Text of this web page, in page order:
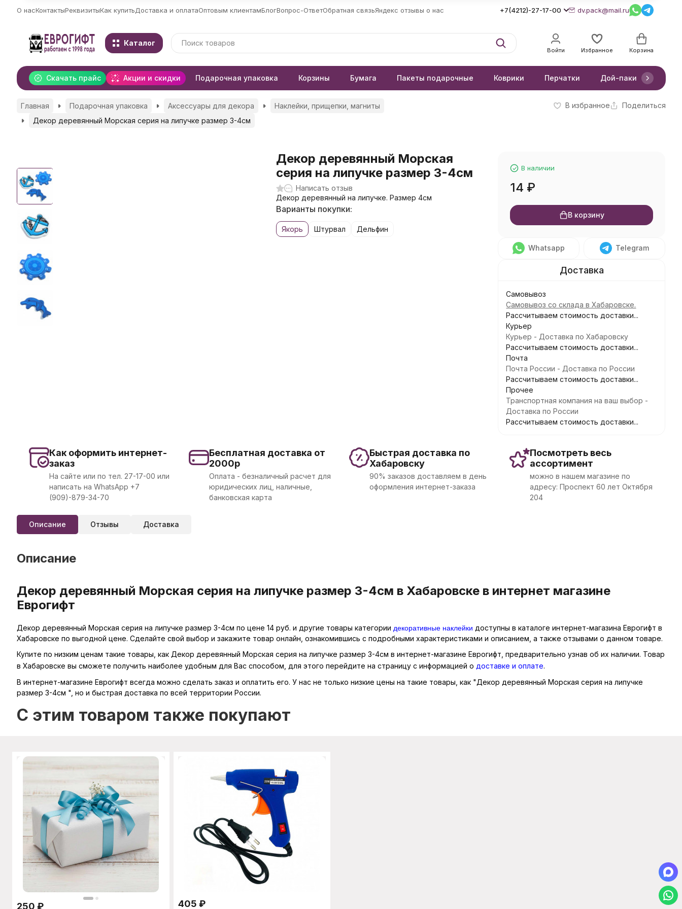
О насКонтактыРеквизитыКак купитьДоставка и оплатаОптовым клиентамБлогВопрос-ОтветОбратная связьЯндекс отзывы о нас +7(4212)-27-17-00 dv.pack@mail.ru
Каталог
Войти Избранное Корзина
Скачать прайс Акции и скидки Подарочная упаковка Корзины Бумага Пакеты подарочные Коврики Перчатки Дой-паки
Главная Подарочная упаковка Аксессуары для декора
Наклейки, прищепки, магниты
Декор деревянный Морская серия на липучке размер 3-4см
В избранное Поделиться
Декор деревянный Морская
серия на липучке размер 3-4см
Написать отзыв
Декор деревянный на липучке. Размер 4см
Варианты покупки:
Якорь Штурвал Дельфин
В наличии
14 ₽
В корзину
Whatsapp Telegram
Самовывоз
Самовывоз со склада в Хабаровске.
Рассчитываем стоимость доставки...
Курьер
Курьер - Доставка по Хабаровску
Рассчитываем стоимость доставки...
Почта
Почта России - Доставка по России
Рассчитываем стоимость доставки...
Прочее
Транспортная компания на ваш выбор -
Доставка по России
Рассчитываем стоимость доставки...
Как оформить интернет-
заказ
На сайте или по тел. 27-17-00 или
написать на WhatsApp +7
(909)-879-34-70
Бесплатная доставка от
2000р
Оплата - безналичный расчет для
юридических лиц, наличные,
банковская карта
Быстрая доставка по
Хабаровску
90% заказов доставляем в день
оформления интернет-заказа
Посмотреть весь
ассортимент
можно в нашем магазине по
адресу: Проспект 60 лет Октября
204
Описание Отзывы Доставка
Описание
Декор деревянный Морская серия на липучке размер 3-4см в Хабаровске в интернет магазине
Еврогифт
Декор деревянный Морская серия на липучке размер 3-4см по цене 14 руб. и другие товары категории декоративные наклейки доступны в каталоге интернет-магазина Еврогифт в
Хабаровске по выгодной цене. Сделайте свой выбор и закажите товар онлайн, ознакомившись с подробными характеристиками и описанием, а также отзывами о данном товаре.
Купите по низким ценам такие товары, как Декор деревянный Морская серия на липучке размер 3-4см в интернет-магазине Еврогифт, предварительно узнав об их наличии. Товар
в Хабаровске вы сможете получить наиболее удобным для Вас способом, для этого перейдите на страницу с информацией о доставке и оплате.
В интернет-магазине Еврогифт всегда можно сделать заказ и оплатить его. У нас не только низкие цены на такие товары, как "Декор деревянный Морская серия на липучке
размер 3-4см ", но и быстрая доставка по всей территории России.
C этим товаром также покупают
250 ₽ 405 ₽